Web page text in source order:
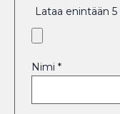
Lataa enintään
Nimi*